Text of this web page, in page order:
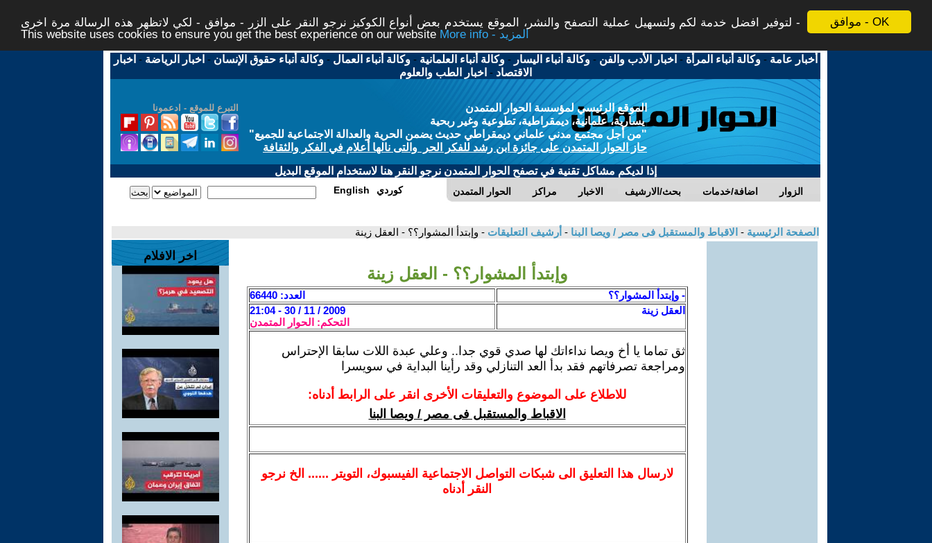
موافق - OK
لتوفير افضل خدمة لكم ولتسهيل عملية التصفح والنشر، الموقع يستخدم بعض أنواع الكوكيز نرجو النقر على الزر - موافق - لكي لاتظهر هذه الرسالة مرة اخرى -
This website uses cookies to ensure you get the best experience on our website
More info - المزيد
أخبار عامة -وكالة أنباء المرأة - اخبار الأدب والفن -وكالة أنباء اليسار -وكالة أنباء العلمانية -وكالة أنباء العمال -وكالة أنباء حقوق الإنسان - اخبار الرياضة - اخبار
الاقتصاد - اخبار الطب والعلوم
التبرع للموقع - ادعمونا
الموقع الرئيسي لمؤسسة الحوار المتمدن
يسارية، علمانية، ديمقراطية، تطوعية وغير ربحية
"من أجل مجتمع مدني علماني ديمقراطي حديث يضمن الحرية والعدالة الاجتماعية للجميع"
حاز الحوار المتمدن على جائزة ابن رشد للفكر الحر والتى نالها أعلام في الفكر والثقافة
إذا لديكم مشاكل تقنية في تصفح الحوار المتمدن نرجو النقر هنا لاستخدام الموقع البديل
الحوار المتمدن مراكز الاخبار بحث/الارشيف اضافة/خدمات الزوار English كوردي
الصفحة الرئيسية - الاقباط والمستقبل فى مصر / ويصا البنا - أرشيف التعليقات - وإبتدأ المشوار؟؟ - العقل زينة
وإبتدأ المشوار؟؟ - العقل زينة
- وإبتدأ المشوار؟؟
العدد: 66440
العقل زينة
2009 / 11 / 30 - 21:04
التحكم: الحوار المتمدن
ثق تماما يا أخ ويصا نداءاتك لها صدي قوي جدا.. وعلي عبدة اللات سابقا الإحتراس
ومراجعة تصرفاتهم فقد بدأ العد التنازلي وقد رأينا البداية في سويسرا
للاطلاع على الموضوع والتعليقات الأخرى انقر على الرابط أدناه:
الاقباط والمستقبل فى مصر / ويصا البنا
لارسالهذا التعليق الى شبكات التواصل الاجتماعية الفيسبوك، التويتر ...... الخ نرجو
النقر أدناه
اخر الافلام